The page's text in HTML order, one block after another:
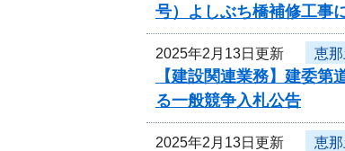
号）よしぶち橋補修工事
2025年2月13日更新 恵
【建設関連業務】建委
る一般競争入札公告
2025年2月13日更新 恵